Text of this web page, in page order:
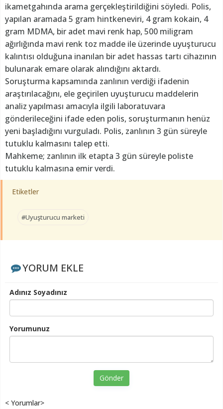
ikametgahında arama gerçekleştirildiğini söyledi. Polis,
yapılan aramada 5 gram hintkeneviri, 4 gram kokain, 4
gram MDMA, bir adet mavi renk hap, 500 miligram
ağırlığında mavi renk toz madde ile üzerinde uyuşturucu
kalıntısı olduğuna inanılan bir adet hassas tartı cihazının
bulunarak emare olarak alındığını aktardı.
Soruşturma kapsamında zanlının verdiği ifadenin
araştırılacağını, ele geçirilen uyuşturucu maddelerin
analiz yapılması amacıyla ilgili laboratuvara
gönderileceğini ifade eden polis, soruşturmanın henüz
yeni başladığını vurguladı. Polis, zanlının 3 gün süreyle
tutuklu kalmasını talep etti.
Mahkeme; zanlının ilk etapta 3 gün süreyle poliste
tutuklu kalmasına emir verdi.
Etiketler
#Uyuşturucu marketi
YORUM EKLE
Adınız Soyadınız
Yorumunuz
Gönder
< Yorumlar>